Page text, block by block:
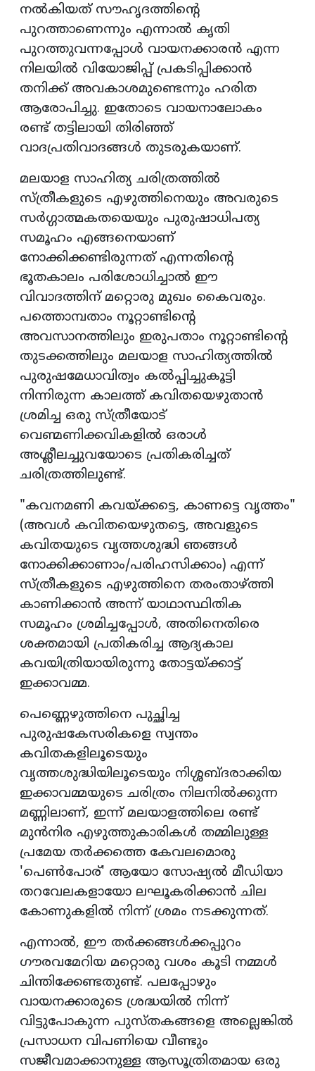
നൽകിയത് സൗഹൃദത്തിന്റെ
പുറത്താണെന്നും എന്നാൽ കൃതി
പുറത്തുവന്നപ്പോൾ വായനക്കാരൻ എന്ന
നിലയിൽ വിയോജിപ്പ് പ്രകടിപ്പിക്കാൻ
തനിക്ക് അവകാശമുണ്ടെന്നും ഹരിത
ആരോപിച്ചു. ഇതോടെ വായനാലോകം
രണ്ട് തട്ടിലായി തിരിഞ്ഞ്
വാദപ്രതിവാദങ്ങൾ തുടരുകയാണ്.
മലയാള സാഹിത്യ ചരിത്രത്തിൽ
സ്ത്രീകളുടെ എഴുത്തിനെയും അവരുടെ
സർഗ്ഗാത്മകതയെയും പുരുഷാധിപത്യ
സമൂഹം എങ്ങനെയാണ്
നോക്കിക്കണ്ടിരുന്നത് എന്നതിന്റെ
ഭൂതകാലം പരിശോധിച്ചാൽ ഈ
വിവാദത്തിന് മറ്റൊരു മുഖം കൈവരും.
പത്തൊമ്പതാം നൂറ്റാണ്ടിന്റെ
അവസാനത്തിലും ഇരുപതാം നൂറ്റാണ്ടിന്റെ
തുടക്കത്തിലും മലയാള സാഹിത്യത്തിൽ
പുരുഷമേധാവിത്വം കൽപ്പിച്ചുകൂട്ടി
നിന്നിരുന്ന കാലത്ത് കവിതയെഴുതാൻ
ശ്രമിച്ച ഒരു സ്ത്രീയോട്
വെണ്മണിക്കവികളിൽ ഒരാൾ
അശ്ലീലച്ചുവയോടെ പ്രതികരിച്ചത്
ചരിത്രത്തിലുണ്ട്.
"കവനമണി കവയ്ക്കട്ടെ, കാണട്ടെ വൃത്തം"
(അവൾ കവിതയെഴുതട്ടെ, അവളുടെ
കവിതയുടെ വൃത്തശുദ്ധി ഞങ്ങൾ
നോക്കിക്കാണാം/പരിഹസിക്കാം) എന്ന്
സ്ത്രീകളുടെ എഴുത്തിനെ തരംതാഴ്ത്തി
കാണിക്കാൻ അന്ന് യാഥാസ്ഥിതിക
സമൂഹം ശ്രമിച്ചപ്പോൾ, അതിനെതിരെ
ശക്തമായി പ്രതികരിച്ച ആദ്യകാല
കവയിത്രിയായിരുന്നു തോട്ടയ്ക്കാട്ട്
ഇക്കാവമ്മ.
പെണ്ണെഴുത്തിനെ പുച്ഛിച്ച
പുരുഷകേസരികളെ സ്വന്തം
കവിതകളിലൂടെയും
വൃത്തശുദ്ധിയിലൂടെയും നിശ്ശബ്ദരാക്കിയ
ഇക്കാവമ്മയുടെ ചരിത്രം നിലനിൽക്കുന്ന
മണ്ണിലാണ്, ഇന്ന് മലയാളത്തിലെ രണ്ട്
മുൻനിര എഴുത്തുകാരികൾ തമ്മിലുള്ള
പ്രമേയ തർക്കത്തെ കേവലമൊരു
'പെൺപോര്' ആയോ സോഷ്യൽ മീഡിയാ
തറവേലകളായോ ലഘൂകരിക്കാൻ ചില
കോണുകളിൽ നിന്ന് ശ്രമം നടക്കുന്നത്.
എന്നാൽ, ഈ തർക്കങ്ങൾക്കപ്പുറം
ഗൗരവമേറിയ മറ്റൊരു വശം കൂടി നമ്മൾ
ചിന്തിക്കേണ്ടതുണ്ട്. പലപ്പോഴും
വായനക്കാരുടെ ശ്രദ്ധയിൽ നിന്ന്
വിട്ടുപോകുന്ന പുസ്തകങ്ങളെ അല്ലെങ്കിൽ
പ്രസാധന വിപണിയെ വീണ്ടും
സജീവമാക്കാനുള്ള ആസൂത്രിതമായ ഒരു